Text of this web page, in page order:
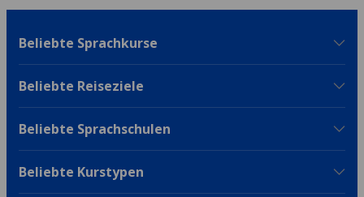
Beliebte Sprachkurse
Beliebte Reiseziele
Beliebte Sprachschulen
Beliebte Kurstypen